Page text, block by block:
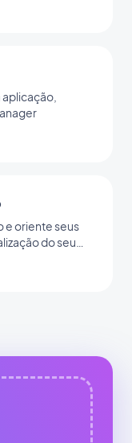
aplicação,
e oriente seus
do seu